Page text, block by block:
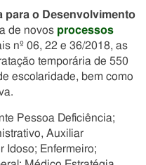
para o Desenvolvimento
de novos processos
nº 06, 22 e 36/2018, as
temporária de 550
escolaridade, bem como
Pessoa Deficiência;
Auxiliar
Idoso; Enfermeiro;